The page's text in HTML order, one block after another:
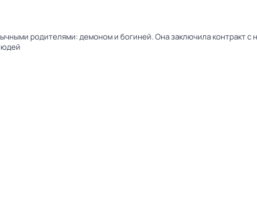
родителями: демоном и богиней. Она заключила контракт с